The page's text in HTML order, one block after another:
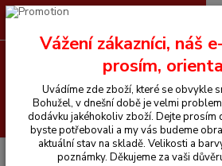
+420 605 255 500
Vše pro koně Výběhová deka Nordic
Vážení zákazníci, náš
prosím,
Uvádíme zde zboží, které se obvykle
Bohužel, v dnešní době je velmi
dodávku jakéhokoliv zboží. Dejte prosím
byste potřebovali a my vás budeme
aktuální stav na skladě. Velikosti a
poznámky. Děkujeme za vaši